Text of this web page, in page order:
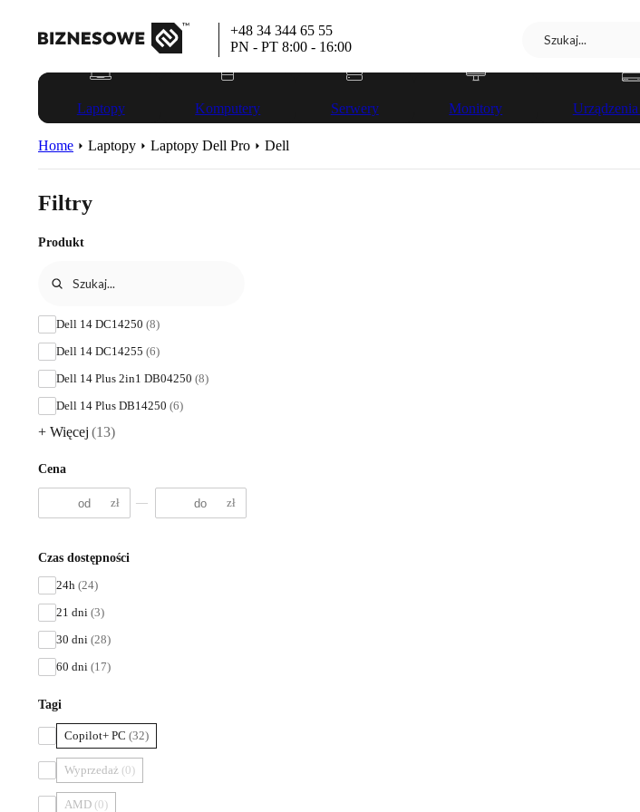
+48 34 344 65 55
PN - PT 8:00 - 16:00
Laptopy Komputery Serwery Monitory
Home Laptopy Laptopy Dell Pro Dell
Filtry
Produkt
Dell 14 DC14250 (8)
Dell 14 DC14255 (6)
Dell 14 Plus 2in1 DB04250 (8)
Dell 14 Plus DB14250 (6)
+ Więcej (13)
Cena
zł — zł
Czas dostępności
24h (24)
21 dni (3)
30 dni (28)
60 dni (17)
Tagi
Copilot+ PC (32)
Wyprzedaż (0)
AMD (0)